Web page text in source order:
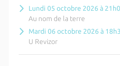
Lundi 05 octobre 2026 à
Au nom de la terre
Mardi 06 octobre 2026 à
U Revizor